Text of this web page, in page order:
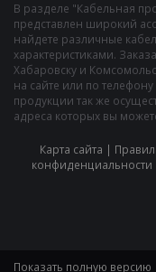
В разделе "Кабельная
представлен широкий
найдете различные
характеристиками.
Хабаровску и
на сайте или по телефону
продукции так же
адреса которых вы
Карта сайта |
конфиденциальности
Показать полную версию